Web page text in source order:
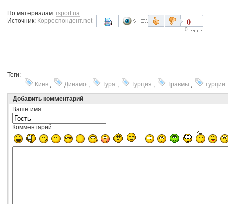
По материалам: isport.ua
Источник: Корреспондент.net 0
0
Теги:
Киев , Динамо , Тура , Турция , Травмы ,
турции
Добавить комментарий
Ваше имя:
Комментарий: